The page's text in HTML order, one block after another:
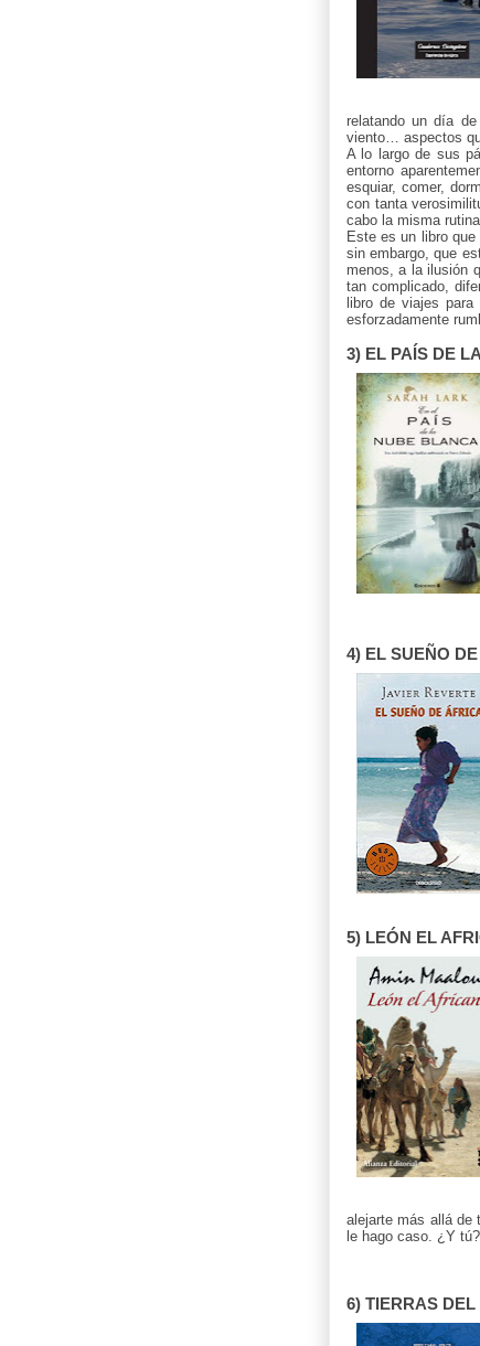
relatando un día
viento… aspectos
A lo largo de sus
entorno
esquiar, comer,
con tanta
cabo la misma
Este es un libro
sin embargo, que
menos, a la ilusión
tan complicado,
libro de viajes
esforzadamente
3) EL PAÍS DE
4) EL SUEÑO
5) LEÓN EL
alejarte más allá de
le hago caso. ¿Y
6) TIERRAS